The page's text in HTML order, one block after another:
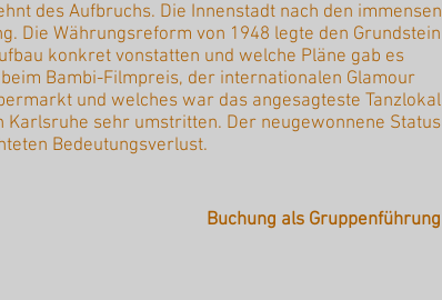
des Aufbruchs. Die Innenstadt nach den immensen
Die Währungsreform von 1948 legte den Grundstein
konkret vonstatten und welche Pläne gab es
Bambi-Filmpreis, der internationalen Glamour
und welches war das angesagteste Tanzlokal
sehr umstritten. Der neugewonnene Status
Bedeutungsverlust.
Buchung als Gruppenführung